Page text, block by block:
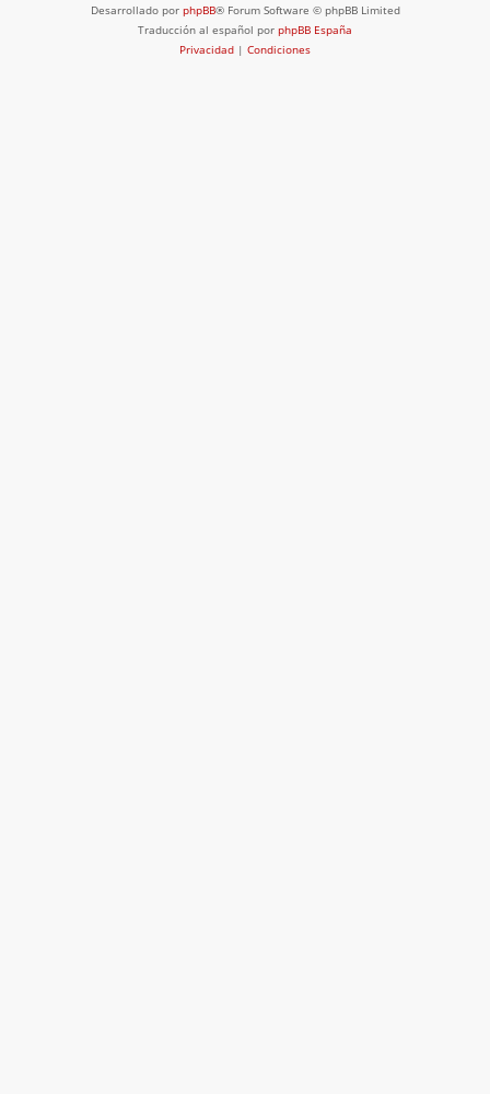
Desarrollado por phpBB® Forum Software © phpBB Limited
Traducción al español por phpBB España
Privacidad | Condiciones